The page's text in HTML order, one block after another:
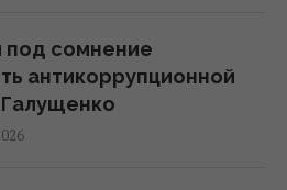
под сомнение
антикоррупционной